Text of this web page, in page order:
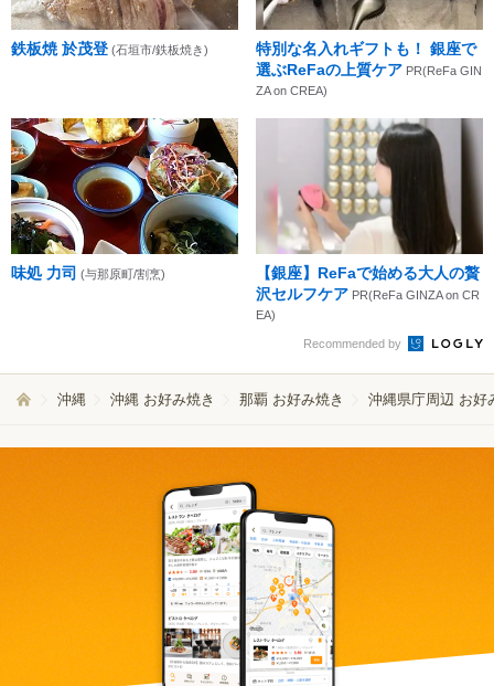
鉄板焼 於茂登 (石垣市/鉄板焼き)
特別な名入れギフトも！ 銀座で
選ぶReFaの上質ケア PR(ReFa GIN
ZA on CREA)
味処 力司 (与那原町/割烹)
【銀座】ReFaで始める大人の贅
沢セルフケア PR(ReFa GINZA on CR
EA)
Recommended by
沖縄 沖縄 お好み焼き 那覇 お好み焼き 沖縄県庁周辺 お好